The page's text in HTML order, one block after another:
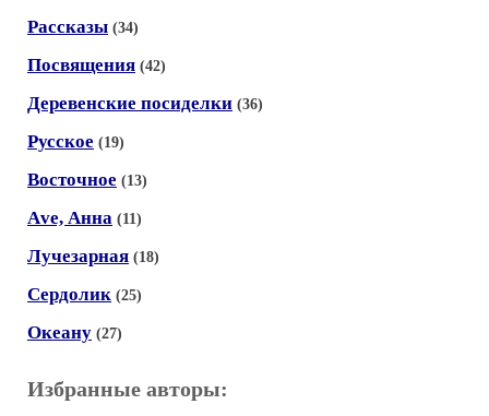
Рассказы (34)
Посвящения (42)
Деревенские посиделки (36)
Русское (19)
Восточное (13)
Аve, Анна (11)
Лучезарная (18)
Сердолик (25)
Океану (27)
Избранные авторы: